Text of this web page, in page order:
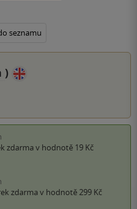
seznamu
)
zdarma v hodnotě 19 Kč
zdarma v hodnotě 299 Kč